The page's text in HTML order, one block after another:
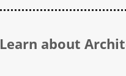
Learn about